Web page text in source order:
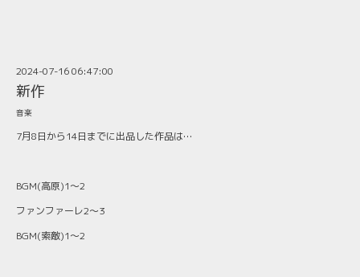
2024-07-16 06:47:00
新作
音楽
7月8日から14日までに出品した作品は…
BGM(高原)1〜2
ファンファーレ2〜3
BGM(索敵)1〜2